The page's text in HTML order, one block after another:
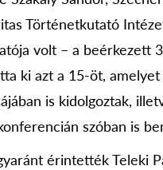
Történetkutató
volt – a beérkezett
ki azt a 15-öt, amelyet
is kidolgoztak,
szóban is
érintették Teleki